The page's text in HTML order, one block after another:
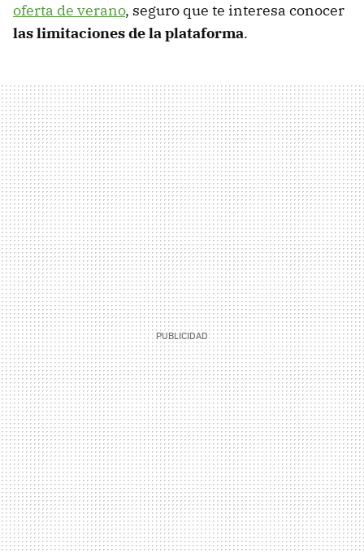
oferta de verano, seguro que te interesa conocer
las limitaciones de la plataforma.